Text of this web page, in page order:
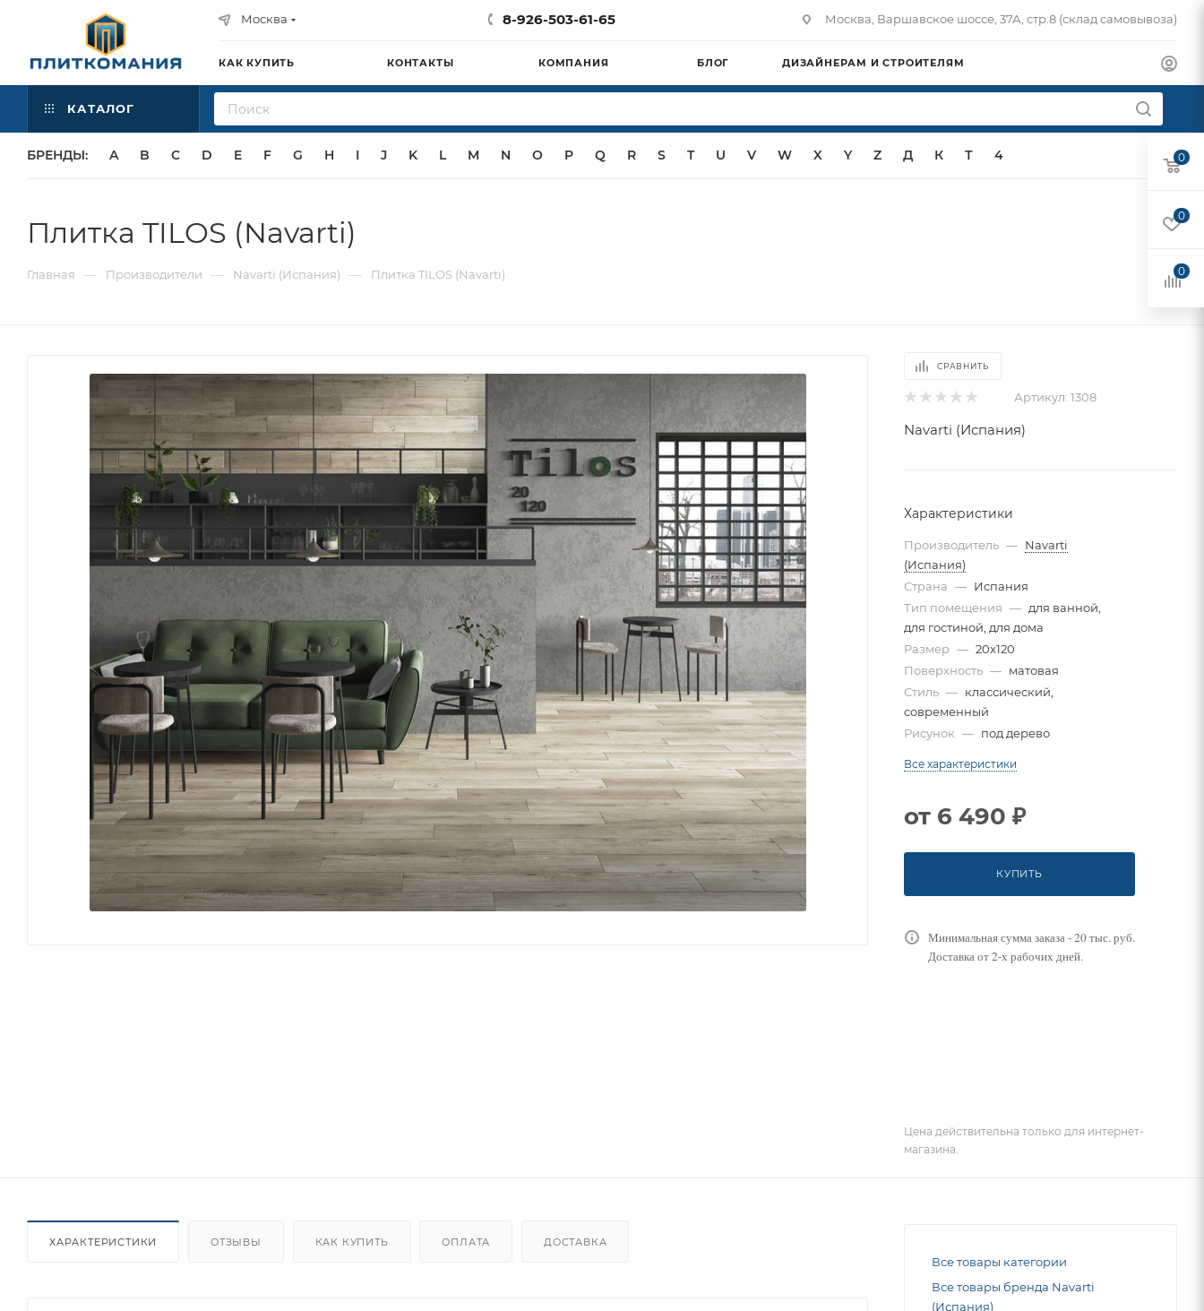
Москва 8-926-503-61-65 Москва, Варшавское шоссе, 37А, стр.8 (склад самовывоза)
КАК КУПИТЬ КОНТАКТЫ КОМПАНИЯ БЛОГ ДИЗАЙНЕРАМ И СТРОИТЕЛЯМ
КАТАЛОГ
БРЕНДЫ: A B C D E F G H I J K L M N O P Q R S T U V W X Y Z Д К Т 4
Плитка TILOS (Navarti)
Главная — Производители — Navarti (Испания) — Плитка TILOS (Navarti)
СРАВНИТЬ
Артикул: 1308
Navarti (Испания)
Характеристики
Производитель — Navarti
(Испания)
Страна — Испания
Тип помещения — для ванной,
для гостиной, для дома
Размер — 20x120
Поверхность — матовая
Стиль — классический,
современный
Рисунок — под дерево
Все характеристики
от 6 490 ₽
КУПИТЬ
Минимальная сумма заказа - 20 тыс. руб.
Доставка от 2-х рабочих дней.
Цена действительна только для интернет-
магазина.
ХАРАКТЕРИСТИКИ ОТЗЫВЫ КАК КУПИТЬ ОПЛАТА ДОСТАВКА
Все товары категории
Все товары бренда Navarti
(Испания)
0
0
0